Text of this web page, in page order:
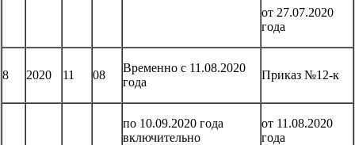
от 27.07.2020
года
8 2020 11 08
Временно с 11.08.2020
года
Приказ №12-к
по 10.09.2020 года
включительно
от 11.08.2020
года